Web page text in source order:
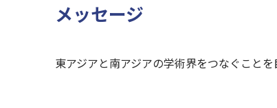
メッセージ
東アジアと南アジアの学術界をつなぐこと